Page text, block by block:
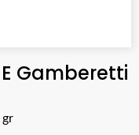
Gamberetti
gr